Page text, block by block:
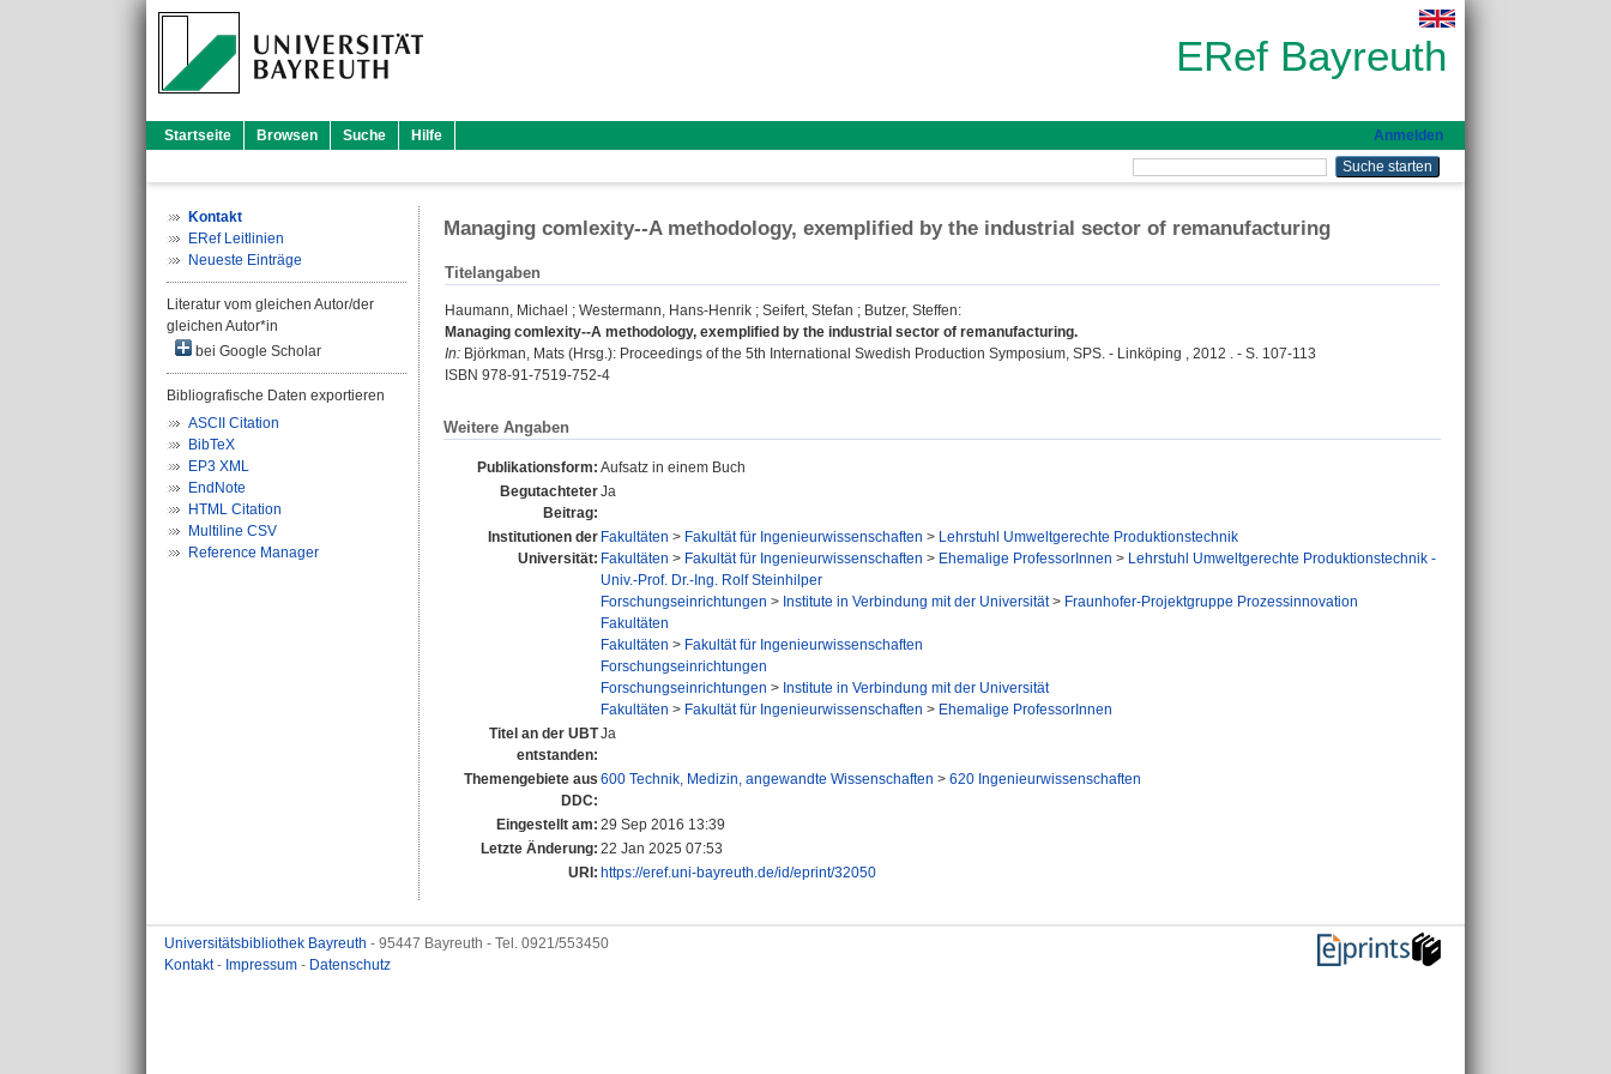
ERef Bayreuth
Startseite Browsen Suche Hilfe Anmelden
Kontakt
ERef Leitlinien
Neueste Einträge
Literatur vom gleichen Autor/der
gleichen Autor*in
bei Google Scholar
Bibliografische Daten exportieren
ASCII Citation
BibTeX
EP3 XML
EndNote
HTML Citation
Multiline CSV
Reference Manager
Managing comlexity--A methodology, exemplified by the industrial sector of remanufacturing
Titelangaben
Haumann, Michael ; Westermann, Hans-Henrik ; Seifert, Stefan ; Butzer, Steffen:
Managing comlexity--A methodology, exemplified by the industrial sector of remanufacturing.
In: Björkman, Mats (Hrsg.): Proceedings of the 5th International Swedish Production Symposium, SPS. - Linköping , 2012 . - S. 107-113
ISBN 978-91-7519-752-4
Weitere Angaben
Publikationsform: Aufsatz in einem Buch
Begutachteter
Beitrag:
Ja
Institutionen der
Universität:
Fakultäten > Fakultät für Ingenieurwissenschaften > Lehrstuhl Umweltgerechte Produktionstechnik
Fakultäten > Fakultät für Ingenieurwissenschaften > Ehemalige ProfessorInnen > Lehrstuhl Umweltgerechte Produktionstechnik -
Univ.-Prof. Dr.-Ing. Rolf Steinhilper
Forschungseinrichtungen > Institute in Verbindung mit der Universität> Fraunhofer-Projektgruppe Prozessinnovation
Fakultäten
Fakultäten > Fakultät für Ingenieurwissenschaften
Forschungseinrichtungen
Forschungseinrichtungen > Institute in Verbindung mit der Universität
Fakultäten > Fakultät für Ingenieurwissenschaften > Ehemalige ProfessorInnen
Titel an der UBT
entstanden:
Ja
Themengebiete aus
DDC:
600 Technik, Medizin, angewandte Wissenschaften > 620 Ingenieurwissenschaften
Eingestellt am: 29 Sep 2016 13:39
Letzte Änderung: 22 Jan 2025 07:53
URI: https://eref.uni-bayreuth.de/id/eprint/32050
Universitätsbibliothek Bayreuth - 95447 Bayreuth - Tel. 0921/553450
Kontakt- Impressum - Datenschutz